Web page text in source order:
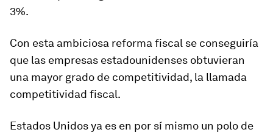
3%.
Con esta ambiciosa reforma fiscal se conseguiría
que las empresas estadounidenses obtuvieran
una mayor grado de competitividad, la llamada
competitividad fiscal.
Estados Unidos ya es en por sí mismo un polo de